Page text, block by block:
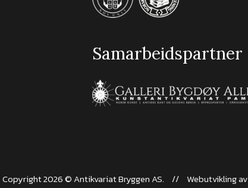
Samarbeidspartner
Copyright 2026 © Antikvariat Bryggen AS. // Webutvikling av